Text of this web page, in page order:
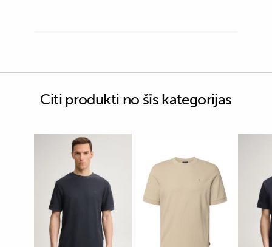
Citi produkti no šīs kategorijas